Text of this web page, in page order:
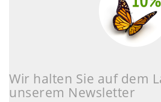
Wir halten Sie auf dem
unserem Newsletter